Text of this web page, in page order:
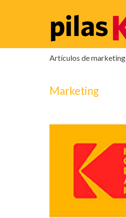
Artículos de marketing
Marketing